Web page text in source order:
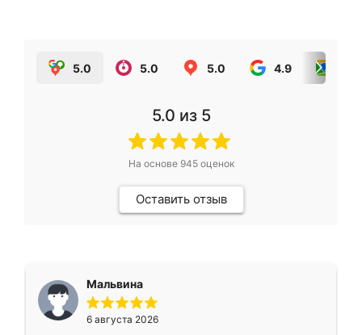
5.0 5.0 5.0 4.9
5.0 из 5
На основе 945оценок
Оставить отзыв
Мальвина
6 августа 2026